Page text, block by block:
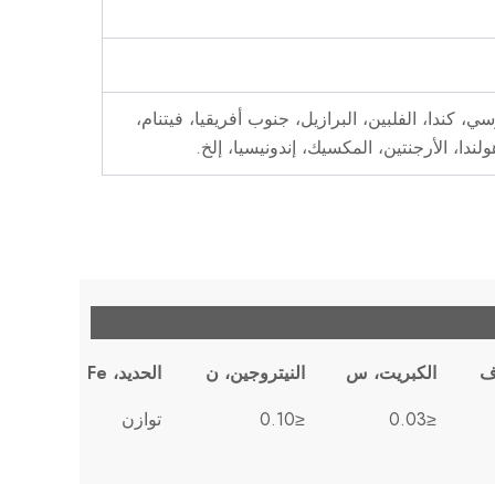
كندا، الفلبين، البرازيل، جنوب أفريقيا، فيتنام،
الأرجنتين، المكسيك، إندونيسيا، إلخ.
ف الكبريت، س النيتروجين، ن
الحديد، Fe
≤0.03
≤0.10 توازن